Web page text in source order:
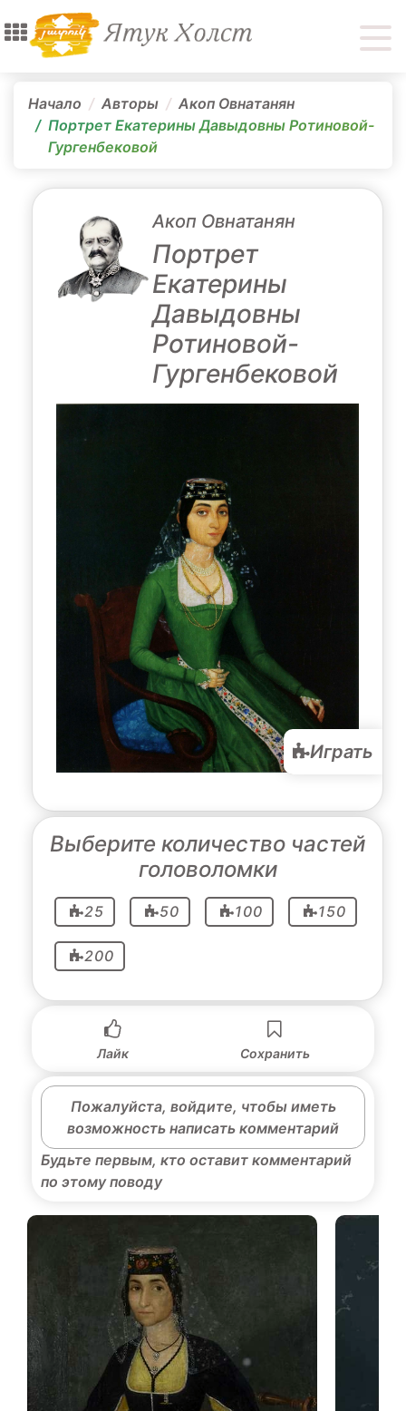
Начало Авторы
Акоп Овнатанян
Портрет Екатерины Давыдовны Ротиновой-
Гургенбековой
Акоп Овнатанян
Портрет
Екатерины
Давыдовны
Ротиновой-
Гургенбековой
Играть
Выберите количество частей
головоломки
25 50 100 150
200
Лайк Сохранить
Пожалуйста, войдите, чтобы иметь
возможность написать комментарий
Будьте первым, кто оставит комментарий
по этому поводу